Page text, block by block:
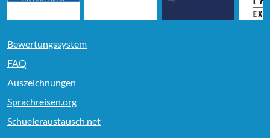
Bewertungssystem
FAQ
Auszeichnungen
Sprachreisen.org
Schueleraustausch.net